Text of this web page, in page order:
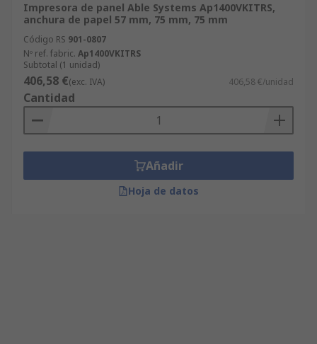
Impresora de panel Able Systems Ap1400VKITRS,
anchura de papel 57 mm, 75 mm, 75 mm
Código RS 901-0807
Nº ref. fabric. Ap1400VKITRS
Subtotal (1 unidad)
406,58 €(exc. IVA) 406,58 €/unidad
Cantidad
Añadir
Hoja de datos